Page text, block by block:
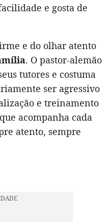
e gosta de
e do olhar atento
. O pastor-alemão
tutores e costuma
ser agressivo
e treinamento
acompanha cada
atento, sempre